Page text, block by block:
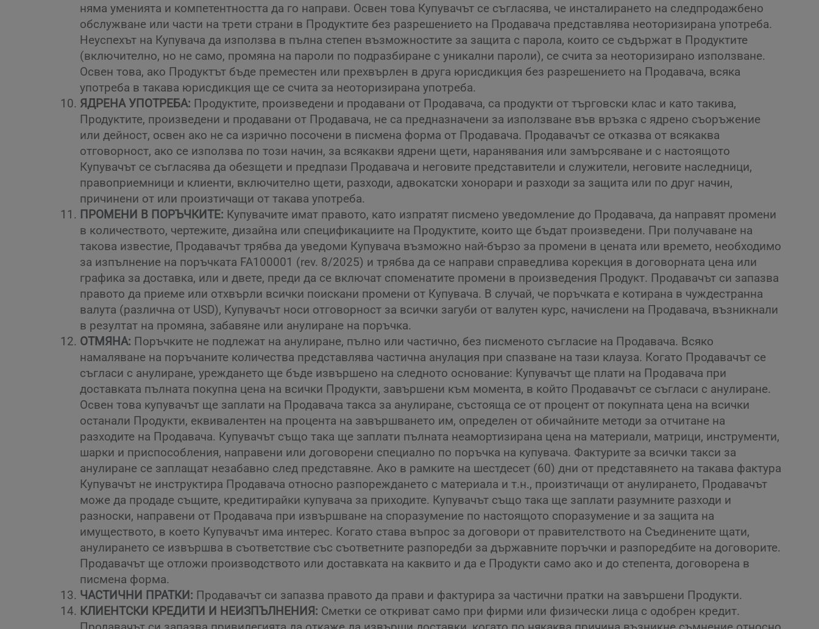
няма уменията и компетентността да го направи. Освен това Купувачът се съгласява, че инсталирането на следпродажбено
обслужване или части на трети страни в Продуктите без разрешението на Продавача представлява неоторизирана употреба.
Неуспехът на Купувача да използва в пълна степен възможностите за защита с парола, които се съдържат в Продуктите
(включително, но не само, промяна на пароли по подразбиране с уникални пароли), се счита за неоторизирано използване.
Освен това, ако Продуктът бъде преместен или прехвърлен в друга юрисдикция без разрешението на Продавача, всяка
употреба в такава юрисдикция ще се счита за неоторизирана употреба.
ЯДРЕНА УПОТРЕБА: Продуктите, произведени и продавани от Продавача, са продукти от търговски клас и като такива,
Продуктите, произведени и продавани от Продавача, не са предназначени за използване във връзка с ядрено съоръжение
или дейност, освен ако не са изрично посочени в писмена форма от Продавача. Продавачът се отказва от всякаква
отговорност, ако се използва по този начин, за всякакви ядрени щети, наранявания или замърсяване и с настоящото
Купувачът се съгласява да обезщети и предпази Продавача и неговите представители и служители, неговите наследници,
правоприемници и клиенти, включително щети, разходи, адвокатски хонорари и разходи за защита или по друг начин,
причинени от или произтичащи от такава употреба.
ПРОМЕНИ В ПОРЪЧКИТЕ: Купувачите имат правото, като изпратят писмено уведомление до Продавача, да направят промени
в количеството, чертежите, дизайна или спецификациите на Продуктите, които ще бъдат произведени. При получаване на
такова известие, Продавачът трябва да уведоми Купувача възможно най-бързо за промени в цената или времето, необходимо
за изпълнение на поръчката FA100001 (rev. 8/2025) и трябва да се направи справедлива корекция в договорната цена или
графика за доставка, или и двете, преди да се включат споменатите промени в произведения Продукт. Продавачът си запазва
правото да приеме или отхвърли всички поискани промени от Купувача. В случай, че поръчката е котирана в чуждестранна
валута (различна от USD), Купувачът носи отговорност за всички загуби от валутен курс, начислени на Продавача, възникнали
в резултат на промяна, забавяне или анулиране на поръчка.
ОТМЯНА: Поръчките не подлежат на анулиране, пълно или частично, без писменото съгласие на Продавача. Всяко
намаляване на поръчаните количества представлява частична анулация при спазване на тази клауза. Когато Продавачът се
съгласи с анулиране, уреждането ще бъде извършено на следното основание: Купувачът ще плати на Продавача при
доставката пълната покупна цена на всички Продукти, завършени към момента, в който Продавачът се съгласи с анулиране.
Освен това купувачът ще заплати на Продавача такса за анулиране, състояща се от процент от покупната цена на всички
останали Продукти, еквивалентен на процента на завършването им, определен от обичайните методи за отчитане на
разходите на Продавача. Купувачът също така ще заплати пълната неамортизирана цена на материали, матрици, инструменти,
шарки и приспособления, направени или договорени специално по поръчка на купувача. Фактурите за всички такси за
анулиране се заплащат незабавно след представяне. Ако в рамките на шестдесет (60) дни от представянето на такава фактура
Купувачът не инструктира Продавача относно разпореждането с материала и т.н., произтичащи от анулирането, Продавачът
може да продаде същите, кредитирайки купувача за приходите. Купувачът също така ще заплати разумните разходи и
разноски, направени от Продавача при извършване на споразумение по настоящото споразумение и за защита на
имуществото, в което Купувачът има интерес. Когато става въпрос за договори от правителството на Съединените щати,
анулирането се извършва в съответствие със съответните разпоредби за държавните поръчки и разпоредбите на договорите.
Продавачът ще отложи производството или доставката на каквито и да е Продукти само ако и до степента, договорена в
писмена форма.
ЧАСТИЧНИ ПРАТКИ: Продавачът си запазва правото да прави и фактурира за частични пратки на завършени Продукти.
КЛИЕНТСКИ КРЕДИТИ И НЕИЗПЪЛНЕНИЯ: Сметки се откриват само при фирми или физически лица с одобрен кредит.